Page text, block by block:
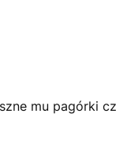
mu pagórki